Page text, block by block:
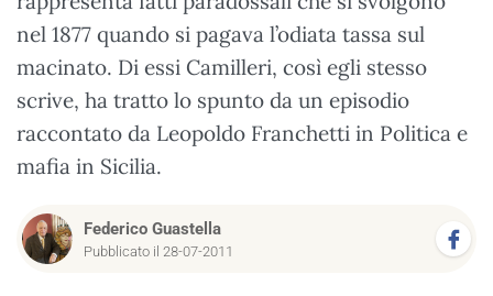
nel 1877 quando si pagava l’odiata tassa sul
macinato. Di essi Camilleri, così egli stesso
scrive, ha tratto lo spunto da un episodio
raccontato da Leopoldo Franchetti in Politica e
mafia in Sicilia.
Federico Guastella
Pubblicato il 28-07-2011